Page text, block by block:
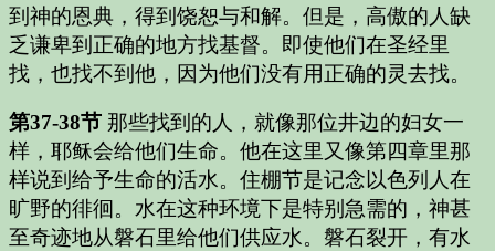
到神的恩典，得到饶恕与和解。但是，高傲的人缺
乏谦卑到正确的地方找基督。即使他们在圣经里
找，也找不到他，因为他们没有用正确的灵去找。
第37-38节 那些找到的人，就像那位井边的妇女一
样，耶稣会给他们生命。他在这里又像第四章里那
样说到给予生命的活水。住棚节是记念以色列人在
旷野的徘徊。水在这种环境下是特别急需的，神甚
至奇迹地从磐石里给他们供应水。磐石裂开，有水